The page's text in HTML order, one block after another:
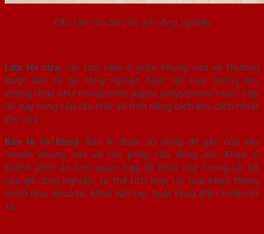
Cấu tạo của bộ cửa gỗ công nghiệp
Lớp lõi cửa: Lõi cửa nằm ở giữa khung cửa và thường
được làm từ gỗ công nghiệp hoặc vật liệu chống ẩm,
chống cháy như honeycomb paper, polystyrene foam. Lớp
lõi này cung cấp cấu trúc và tính năng cách âm, cách nhiệt
cho cửa.
Bản lề và khoá: Bản lề được sử dụng để gắn cửa vào
khuôn khung cửa và cho phép cửa đóng mở. Khoá là
thành phần an ninh quan trọng để khóa cửa. Trong các bộ
cửa gỗ công nghiệp, có thể tích hợp các loại khoá thông
minh như khoá từ, khoá vân tay, hoặc khoá điều khiển từ
xa.